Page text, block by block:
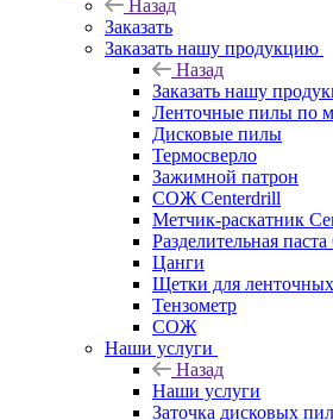
Назад
Заказать
Заказать нашу продукцию
Назад
Заказать нашу
Ленточные пилы по
Дисковые пилы
Термосверло
Зажимной патрон
СОЖ Centerdrill
Метчик-раскатник
Разделительная
Цанги
Щетки для
Тензометр
СОЖ
Наши услуги
Назад
Наши услуги
Заточка дисковых пил